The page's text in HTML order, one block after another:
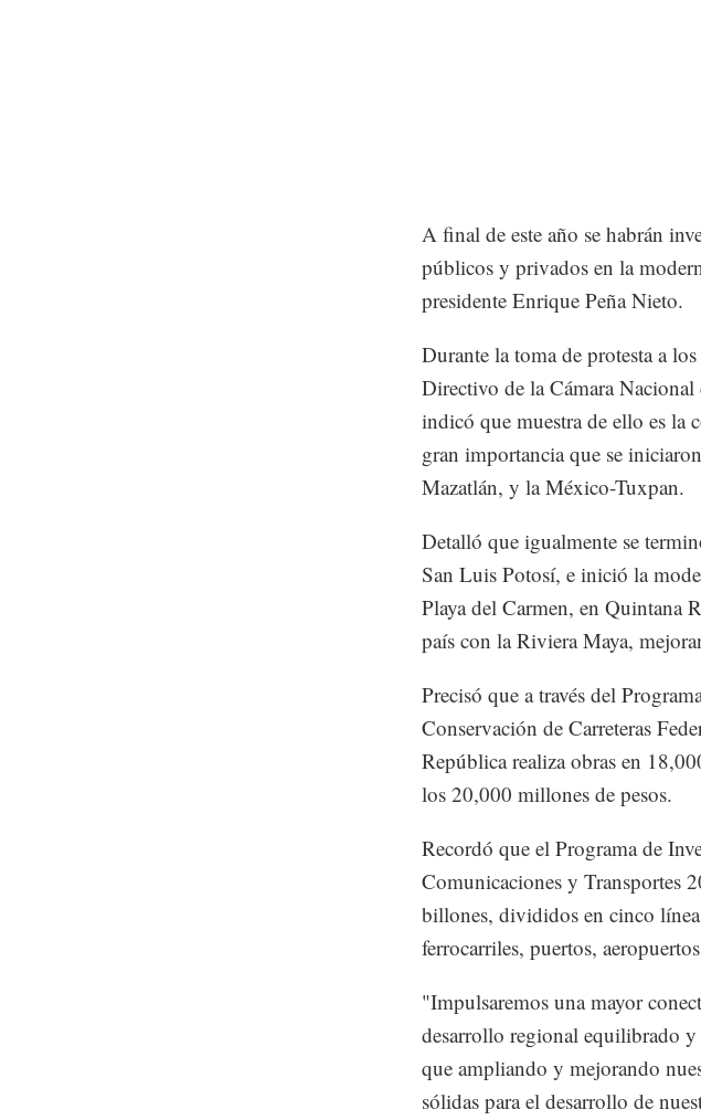
A final de este año se habrán
públicos y privados en la
presidente Enrique Peña Nieto.
Durante la toma de protesta a
Directivo de la Cámara
indicó que muestra de ello es la
gran importancia que se
Mazatlán, y la México-Tuxpan.
Detalló que igualmente se
San Luis Potosí, e inició la
Playa del Carmen, en Quintana
país con la Riviera Maya,
Precisó que a través del
Conservación de Carreteras
República realiza obras en
los 20,000 millones de pesos.
Recordó que el Programa de
Comunicaciones y Transportes
billones, divididos en cinco
ferrocarriles, puertos,
"Impulsaremos una mayor
desarrollo regional equilibrado y
que ampliando y mejorando
sólidas para el desarrollo de